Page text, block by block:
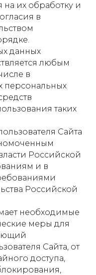
на их обработку и
в
данных
любым
в
персональных
таких
Сайта
Российской
и в
Российской
необходимые
меры для
Сайта, от
доступа,